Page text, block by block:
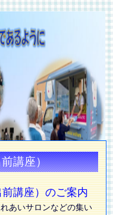
講座）
講座）のご案内
あいサロンなどの集い